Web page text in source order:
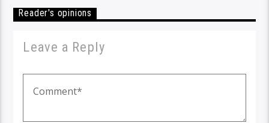
Reader's opinions
Leave a Reply